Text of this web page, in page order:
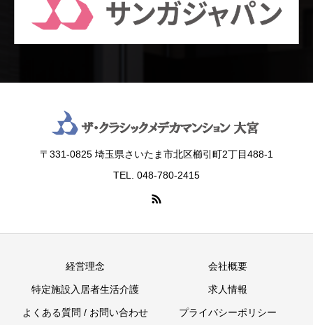
〒331-0825 埼玉県さいたま市北区櫛引町2丁目488‐1
TEL. 048-780-2415
経営理念 会社概要
特定施設入居者生活介護 求人情報
よくある質問 / お問い合わせ プライバシーポリシー